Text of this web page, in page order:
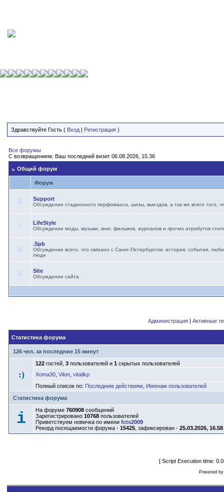
Здравствуйте Гость ( Вход | Регистрация )
Все форумы
С возвращением; Ваш последний визит 06.08.2026, 15.36
Общий форум
Форум
X Support
Обсуждение стадионного перфоманса, шизы, выездов, а так же всего того,
> LifeStyle
Обсуждение моды, музыки, книг, фильмов, журналов и прочих атрибутов
X
.Spb
Обсуждение всего, что связано с Санкт-Петербургом: история, события,
люди
X Site
Обсуждение сайта
Администрация| Активные
Статистика форума
126 чел. за последние 15 минут
:)
122 гостей, 3 пользователей и 1 скрытых пользователей
Xoma30 Vilon vitalikp
Полный список по: Последним действиям
Именам пользователей
Статистика форума
i На форуме 760908 сообщений
Зарегистрировано 10768 пользователей
Приветствуем новичка по имени fcts2009
Рекорд посещаемости форума - 15425 , зафиксирован - 25.03.2026, 16.58
[ Script Execution time:
Powered